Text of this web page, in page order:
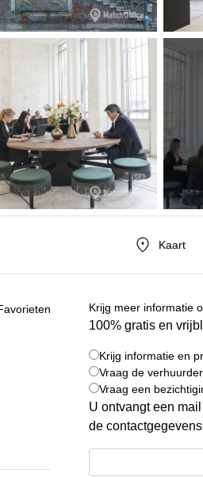
Kaart
Krijg meer informatie
100% gratis en
Krijg informatie en
Vraag de verhuurder
Vraag een
U ontvangt een
de